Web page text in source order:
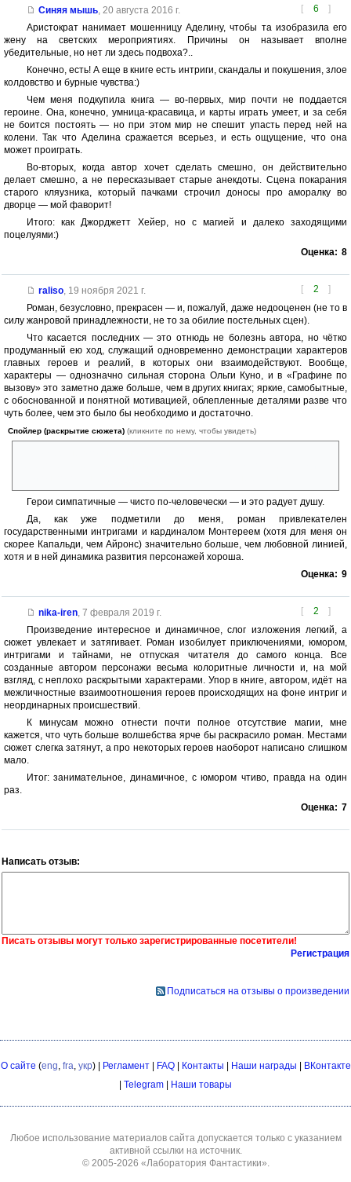
[ 6 ]
Синяя мышь, 20 августа 2016 г.
Аристократ нанимает мошенницу Аделину, чтобы та изобразила его
жену на светских мероприятиях. Причины он называет вполне
убедительные, но нет ли здесь подвоха?..
Конечно, есть! А еще в книге есть интриги, скандалы и покушения, злое
колдовство и бурные чувства:)
Чем меня подкупила книга — во-первых, мир почти не поддается
героине. Она, конечно, умница-красавица, и карты играть умеет, и за себя
не боится постоять — но при этом мир не спешит упасть перед ней на
колени. Так что Аделина сражается всерьез, и есть ощущение, что она
может проиграть.
Во-вторых, когда автор хочет сделать смешно, он действительно
делает смешно, а не пересказывает старые анекдоты. Сцена покарания
старого кляузника, который пачками строчил доносы про аморалку во
дворце — мой фаворит!
Итого: как Джорджетт Хейер, но с магией и далеко заходящими
поцелуями:)
Оценка: 8
[ 2 ]
raliso, 19 ноября 2021 г.
Роман, безусловно, прекрасен — и, пожалуй, даже недооценен (не то в
силу жанровой принадлежности, не то за обилие постельных сцен).
Что касается последних — это отнюдь не болезнь автора, но чётко
продуманный ею ход, служащий одновременно демонстрации характеров
главных героев и реалий, в которых они взаимодействуют. Вообще,
характеры — однозначно сильная сторона Ольги Куно, и в «Графине по
вызову» это заметно даже больше, чем в других книгах; яркие, самобытные,
с обоснованной и понятной мотивацией, облепленные деталями разве что
чуть более, чем это было бы необходимо и достаточно.
Спойлер (раскрытие сюжета) (кликните по нему, чтобы увидеть)
Герои симпатичные — чисто по-человечески — и это радует душу.
Да, как уже подметили до меня, роман привлекателен
государственными интригами и кардиналом Монтереем (хотя для меня он
скорее Капальди, чем Айронс) значительно больше, чем любовной линией,
хотя и в ней динамика развития персонажей хороша.
Оценка: 9
[ 2 ]
nika-iren, 7 февраля 2019 г.
Произведение интересное и динамичное, слог изложения легкий, а
сюжет увлекает и затягивает. Роман изобилует приключениями, юмором,
интригами и тайнами, не отпуская читателя до самого конца. Все
созданные автором персонажи весьма колоритные личности и, на мой
взгляд, с неплохо раскрытыми характерами. Упор в книге, автором, идёт на
межличностные взаимоотношения героев происходящих на фоне интриг и
неординарных происшествий.
К минусам можно отнести почти полное отсутствие магии, мне
кажется, что чуть больше волшебства ярче бы раскрасило роман. Местами
сюжет слегка затянут, а про некоторых героев наоборот написано слишком
мало.
Итог: занимательное, динамичное, с юмором чтиво, правда на один
раз.
Оценка: 7
Написать отзыв:
Писать отзывы могут только зарегистрированные посетители!
Регистрация
Подписаться на отзывы о произведении
О сайте (eng fra укр) | Регламент| FAQ| Контакты | Наши награды | ВКонтакте
| Telegram | Наши товары
Любое использование материалов сайта допускается только с указанием
активной ссылки на источник.
© 2005-2026 «Лаборатория Фантастики»